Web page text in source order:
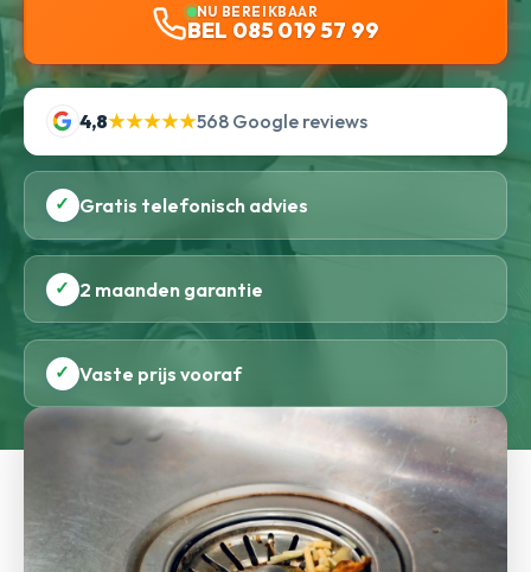
NU BEREIKBAAR
BEL 085 019 57 99
4,8★★★★★568 Google reviews
✓ Gratis telefonisch advies
✓ 2 maanden garantie
✓ Vaste prijs vooraf